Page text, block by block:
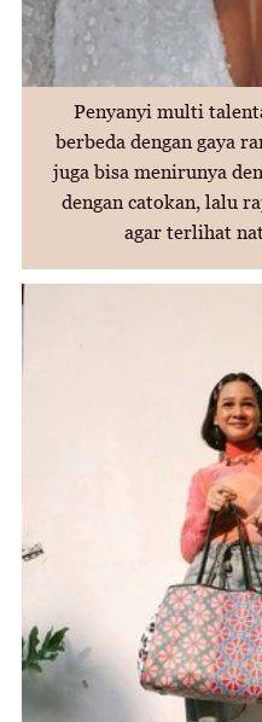
Penyanyi multi
berbeda dengan gaya
juga bisa menirunya
dengan catokan, lalu
agar terlihat